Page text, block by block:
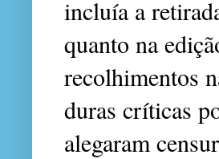
incluía a
quanto na
recolhimentos
duras críticas
alegaram